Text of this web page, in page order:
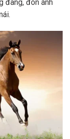
đãng, đón ánh